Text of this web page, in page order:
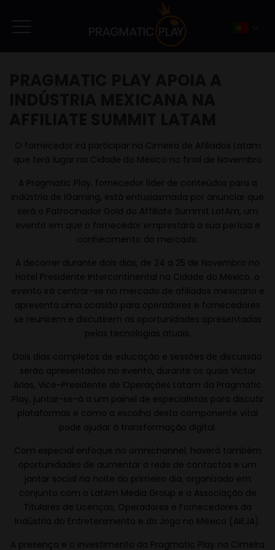
O fornecedor irá participar na Cimeira de Afiliados Latam
que terá lugar na Cidade do México no final de Novembro
A Pragmatic Play, fornecedor líder de conteúdos para a
indústria de iGaming, está entusiasmada por anunciar que
será o Patrocinador Gold do Affiliate Summit LatAm, um
evento em que o fornecedor emprestará a sua perícia e
conhecimento do mercado.
A decorrer durante dois dias, de 24 a 25 de Novembro no
Hotel Presidente Intercontinental na Cidade do México, o
evento irá centrar-se no mercado de afiliados mexicano e
apresenta uma ocasião para operadores e fornecedores
se reunirem e discutirem as oportunidades apresentadas
pelas tecnologias atuais.
Dois dias completos de educação e sessões de discussão
serão apresentados no evento, durante os quais Victor
Arias, Vice-Presidente de Operações Latam da Pragmatic
Play, juntar-se-á a um painel de especialistas para discutir
plataformas e como a escolha desta componente vital
pode ajudar à transformação digital.
Com especial enfoque no omnichannel, haverá também
oportunidades de aumentar a rede de contactos e um
jantar social na noite do primeiro dia, organizado em
conjunto com o LatAm Media Group e a Associação de
Titulares de Licenças, Operadores e Fornecedores da
Indústria do Entretenimento e do Jogo no México (AIEJA).
A presença e o investimento da Pragmatic Play na Cimeira